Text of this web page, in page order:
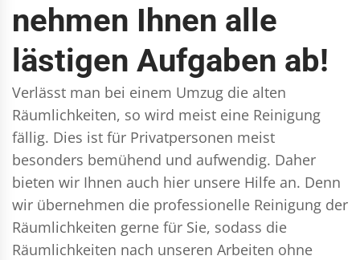
nehmen Ihnen alle
lästigen Aufgaben ab!
Verlässt man bei einem Umzug die alten
Räumlichkeiten, so wird meist eine Reinigung
fällig. Dies ist für Privatpersonen meist
besonders bemühend und aufwendig. Daher
bieten wir Ihnen auch hier unsere Hilfe an. Denn
wir übernehmen die professionelle Reinigung der
Räumlichkeiten gerne für Sie, sodass die
Räumlichkeiten nach unseren Arbeiten ohne